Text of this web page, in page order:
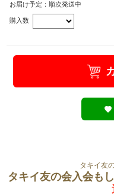
お届け予定：順次発送中
購入数
タキイ友
タキイ友の会入会も